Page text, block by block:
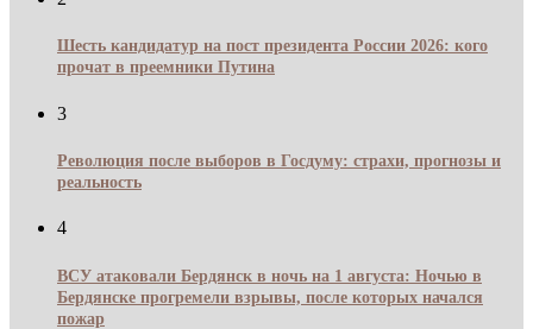
Шесть кандидатур на пост президента России 2026: кого
прочат в преемники Путина
3
Революция после выборов в Госдуму: страхи, прогнозы и
реальность
4
ВСУ атаковали Бердянск в ночь на 1 августа: Ночью в
Бердянске прогремели взрывы, после которых начался
пожар